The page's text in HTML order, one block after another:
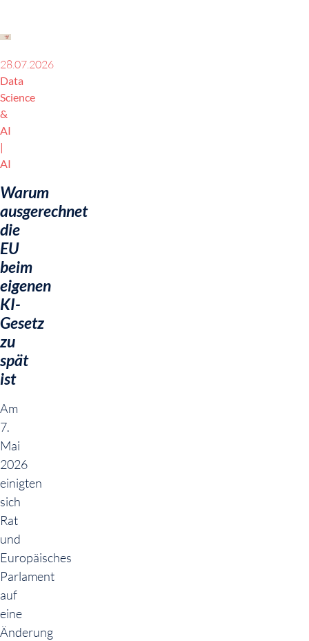
28.07.2026
Data
Science
&
AI
AI
Warum
ausgerechnet
die
EU
beim
eigenen
KI-
Gesetz
zu
spät
ist
Am
7.
Mai
2026
einigten
sich
Rat
und
Europäisches
Parlament
auf
eine
Änderung